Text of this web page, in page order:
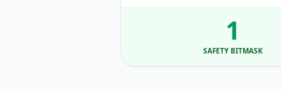
1
SAFETY BITMASK